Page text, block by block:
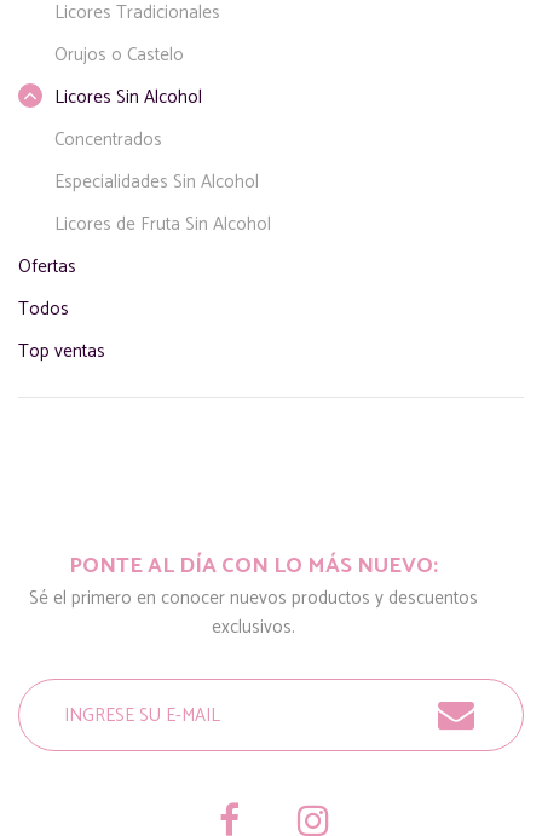
Licores Tradicionales
Orujos o Castelo
Licores Sin Alcohol
Concentrados
Especialidades Sin Alcohol
Licores de Fruta Sin Alcohol
Ofertas
Todos
Top ventas
PONTE AL DÍA CON LO MÁS NUEVO:
Sé el primero en conocer nuevos productos y descuentos
exclusivos.